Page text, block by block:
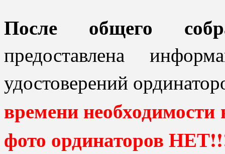
После общего
предоставлена
удостоверений
времени
фото ординаторов